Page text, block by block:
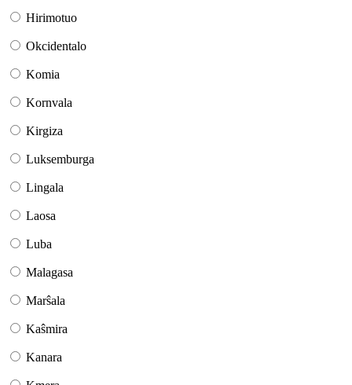
Hirimotuo
Okcidentalo
Komia
Kornvala
Kirgiza
Luksemburga
Lingala
Laosa
Luba
Malagasa
Marŝala
Kaŝmira
Kanara